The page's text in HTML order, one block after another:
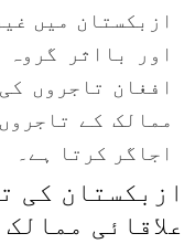
ازبکستان میں
اور بااثر
افغان تاجروں
ممالک کے
اجاگر کرتا ہے۔
ازبکستان کی
علاقائی